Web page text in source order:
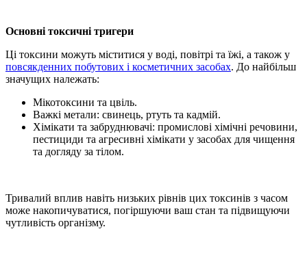
Основні токсичні тригери
Ці токсини можуть міститися у воді, повітрі та їжі, а також у
повсякденних побутових і косметичних засобах. До найбільш
значущих належать:
Мікотоксини та цвіль.
Важкі метали: свинець, ртуть та кадмій.
Хімікати та забруднювачі: промислові хімічні речовини,
пестициди та агресивні хімікати у засобах для чищення
та догляду за тілом.
Тривалий вплив навіть низьких рівнів цих токсинів з часом
може накопичуватися, погіршуючи ваш стан та підвищуючи
чутливість організму.